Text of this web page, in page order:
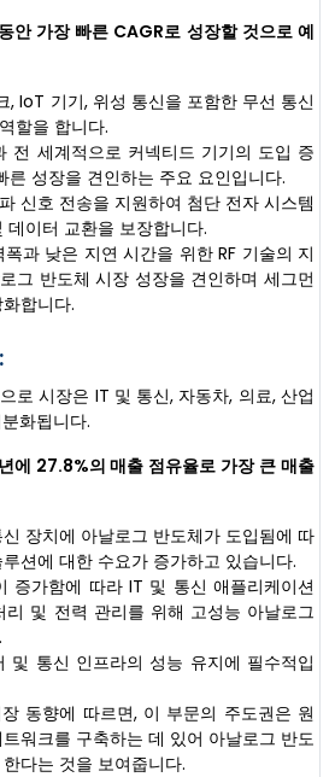
안 가장 빠른 CAGR로 성장할 것으로 예
, IoT 기기, 위성 통신을 포함한 무선 통신
할을 합니다.
전 세계적으로 커넥티드 기기의 도입 증
른 성장을 견인하는 주요 요인입니다.
신호 전송을 지원하여 첨단 전자 시스템
이터 교환을 보장합니다.
과 낮은 지연 시간을 위한 RF 기술의 지
그 반도체 시장 성장을 견인하며 세그먼
합니다.
로 시장은 IT 및 통신, 자동차, 의료, 산업
화됩니다.
에 27.8%의 매출 점유율로 가장 큰 매출
장치에 아날로그 반도체가 도입됨에 따
션에 대한 수요가 증가하고 있습니다.
증가함에 따라 IT 및 통신 애플리케이션
리 및 전력 관리를 위해 고성능 아날로그
및 통신 인프라의 성능 유지에 필수적입
동향에 따르면, 이 부문의 주도권은 원
워크를 구축하는 데 있어 아날로그 반도
다는 것을 보여줍니다.